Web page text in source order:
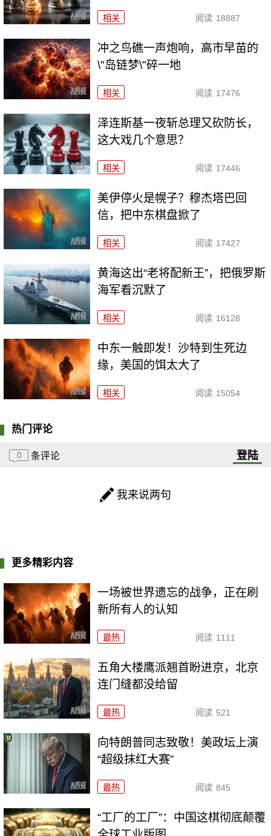
相关 阅读 18887
冲之鸟礁一声炮响，高市早苗的
\"岛链梦\"碎一地
相关 阅读 17476
泽连斯基一夜斩总理又砍防长，
这大戏几个意思？
相关 阅读 17446
美伊停火是幌子？穆杰塔巴回
信，把中东棋盘掀了
相关 阅读 17427
黄海这出“老将配新王”，把俄罗斯
海军看沉默了
相关 阅读 16128
中东一触即发！沙特到生死边
缘，美国的饵太大了
相关 阅读 15054
热门评论
0 条评论 登陆
我来说两句
更多精彩内容
一场被世界遗忘的战争，正在刷
新所有人的认知
最热 阅读 1111
五角大楼鹰派翘首盼进京，北京
连门缝都没给留
最热 阅读 521
向特朗普同志致敬！美政坛上演
“超级抹红大赛”
最热 阅读 845
“工厂的工厂”：中国这棋彻底颠覆